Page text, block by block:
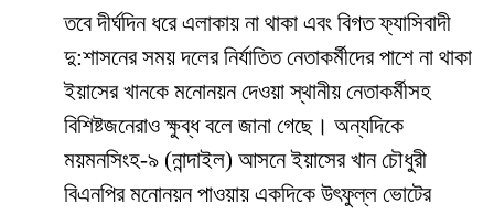
তবে দীর্ঘদিন ধরে এলাকায় না থাকা এবং বিগত ফ্যাসিবাদী
দু:শাসনের সময় দলের নির্যাতিত নেতাকর্মীদের পাশে না থাকা
ইয়াসের খানকে মনোনয়ন দেওয়া স্থানীয় নেতাকর্মীসহ
বিশিষ্টজনেরাও ক্ষুব্ধ বলে জানা গেছে। অন্যদিকে
ময়মনসিংহ-৯ (নান্দাইল) আসনে ইয়াসের খান চৌধুরী
বিএনপির মনোনয়ন পাওয়ায় একদিকে উৎফুল্ল ভোটের